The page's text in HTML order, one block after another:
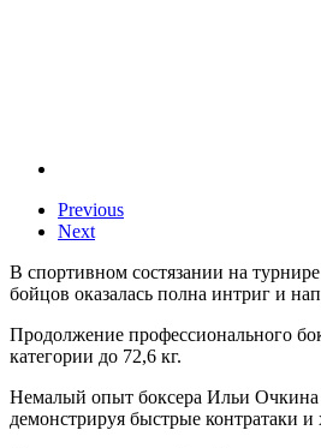
Previous
Next
В спортивном состязании на
бойцов оказалась полна интриг и
Продолжение профессионального
категории до 72,6 кг.
Немалый опыт боксера Ильи Очкина
демонстрируя быстрые контратаки